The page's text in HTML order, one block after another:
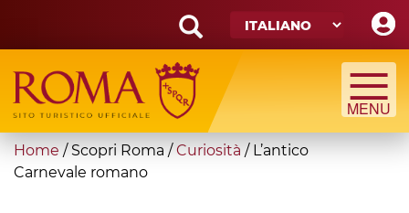
main
content
Search
form
Cerca
You
are
Home /Scopri Roma /Curiosità / L’antico
Carnevale romano